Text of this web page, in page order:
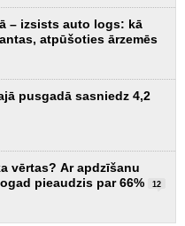
– izsists auto logs: kā
atpūšoties ārzemēs
pusgadā sasniedz 4,2
vērtas? Ar apdzīšanu
pieaudzis par 66%
12